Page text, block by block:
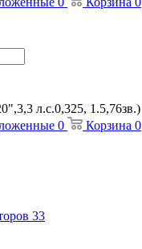
л.с.0,325, 1.5,76зв.)
0 Корзина 0
33